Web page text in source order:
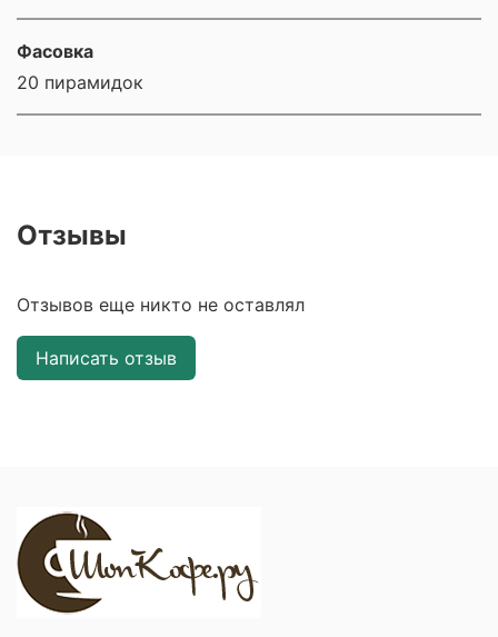
Фасовка
20 пирамидок
Отзывы
Отзывов еще никто не оставлял
Написать отзыв